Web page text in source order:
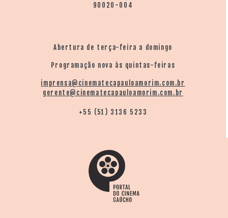
90020-004
Abertura de terça-feira a domingo
Programação nova às quintas-feiras
imprensa@cinematecapauloamorim.com.br
gerente@cinematecapauloamorim.com.br
+55 (51) 3136 5233